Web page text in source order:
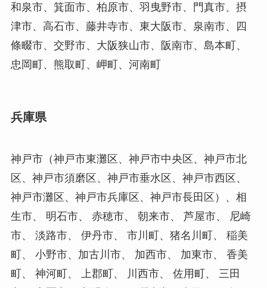
和泉市、箕面市、柏原市、羽曳野市、門真市、摂
津市、高石市、藤井寺市、東大阪市、泉南市、四
條畷市、交野市、大阪狭山市、阪南市、島本町、
忠岡町、熊取町、岬町、河南町
兵庫県
神戸市（神戸市東灘区、神戸市中央区、神戸市北
区、神戸市須磨区、神戸市垂水区、神戸市西区、
神戸市灘区、神戸市兵庫区、神戸市長田区）、相
生市、 明石市、 赤穂市、 朝来市、 芦屋市、 尼崎
市、 淡路市、 伊丹市、 市川町、猪名川町、 稲美
町、 小野市、加古川市、 加西市、 加東市、 香美
町、 神河町、 上郡町、 川西市、 佐用町、 三田